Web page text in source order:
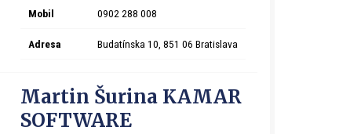
Mobil 0902 288 008
Adresa Budatínska 10, 851 06 Bratislava
Martin Šurina KAMAR
SOFTWARE